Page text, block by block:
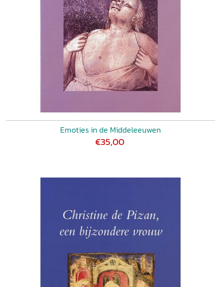
Emoties in de Middeleeuwen
€35,00